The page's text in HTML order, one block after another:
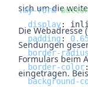
.my-form
display:
padding :
border-radius
border-color
background-
sich um die
Die Webadresse
Sendungen
Formulars beim
eingetragen.